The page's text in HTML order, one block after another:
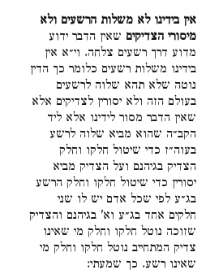
אין בידינו לא משלות הרשעים ולא
מיסורי הצדיקים שאין הדבר ידוע
מדוע דרך רשעים צלחה. וי״א אין
בידינו משלות רשעים כלומר כך הדין
נוטה שלא תהא שלוה לרשעים
בעולם הזה ולא יסורין לצדיקים אלא
שאין הדבר מסור לידינו אלא ליד
הקב״ה שהוא מביא שלוה לרשע
בעוה״ז כדי שיטול חלקו וחלק
הצדיק בגיהנם ועל הצדיק מביא
יסורין כדי שיטול חלקו וחלק הרשע
בג״ע לפי שכל אדם יש לו שני
חלקים אחד בג״ע וא' בגיהנם והצדיק
שזוכה נוטל חלקו וחלק מי שאינו
צדיק המתחייב נוטל חלקו וחלק מי
שאינו רשע. כך שמעתי: